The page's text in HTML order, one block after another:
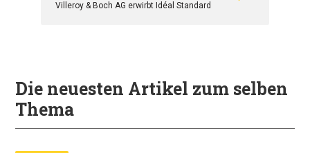
Villeroy & Boch AG erwirbt Idéal Standard
Die neuesten Artikel zum selben
Thema